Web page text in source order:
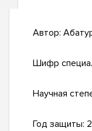
Автор:
Шифр
Научная
Год защиты: